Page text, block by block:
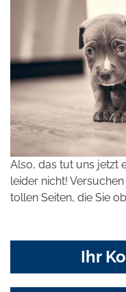
Also, das tut uns jetzt
leider nicht!
tollen Seiten, die Sie
Ihr